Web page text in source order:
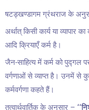
षटड्खण्डागम ग्रंथराज के
अर्थात् किसी कार्य या
आदि क्रियाएँ कर्म है।
जैन-साहित्य में कर्म को पुद्गल
वर्गणाओं से व्याप्त है। उनमें से
कर्मवर्गणा कहते हैं।
तत्वार्थवार्तिक के अनुसार –